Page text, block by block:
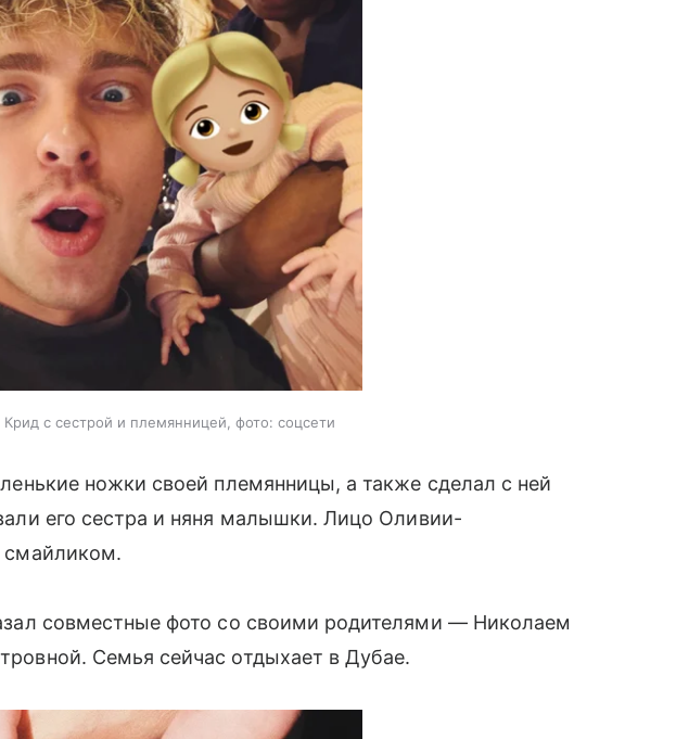
Крид с сестрой и племянницей, фото: соцсети
ножки своей племянницы, а также сделал с ней
его сестра и няня малышки. Лицо Оливии-
смайликом.
совместные фото со своими родителями — Николаем
Семья сейчас отдыхает в Дубае.